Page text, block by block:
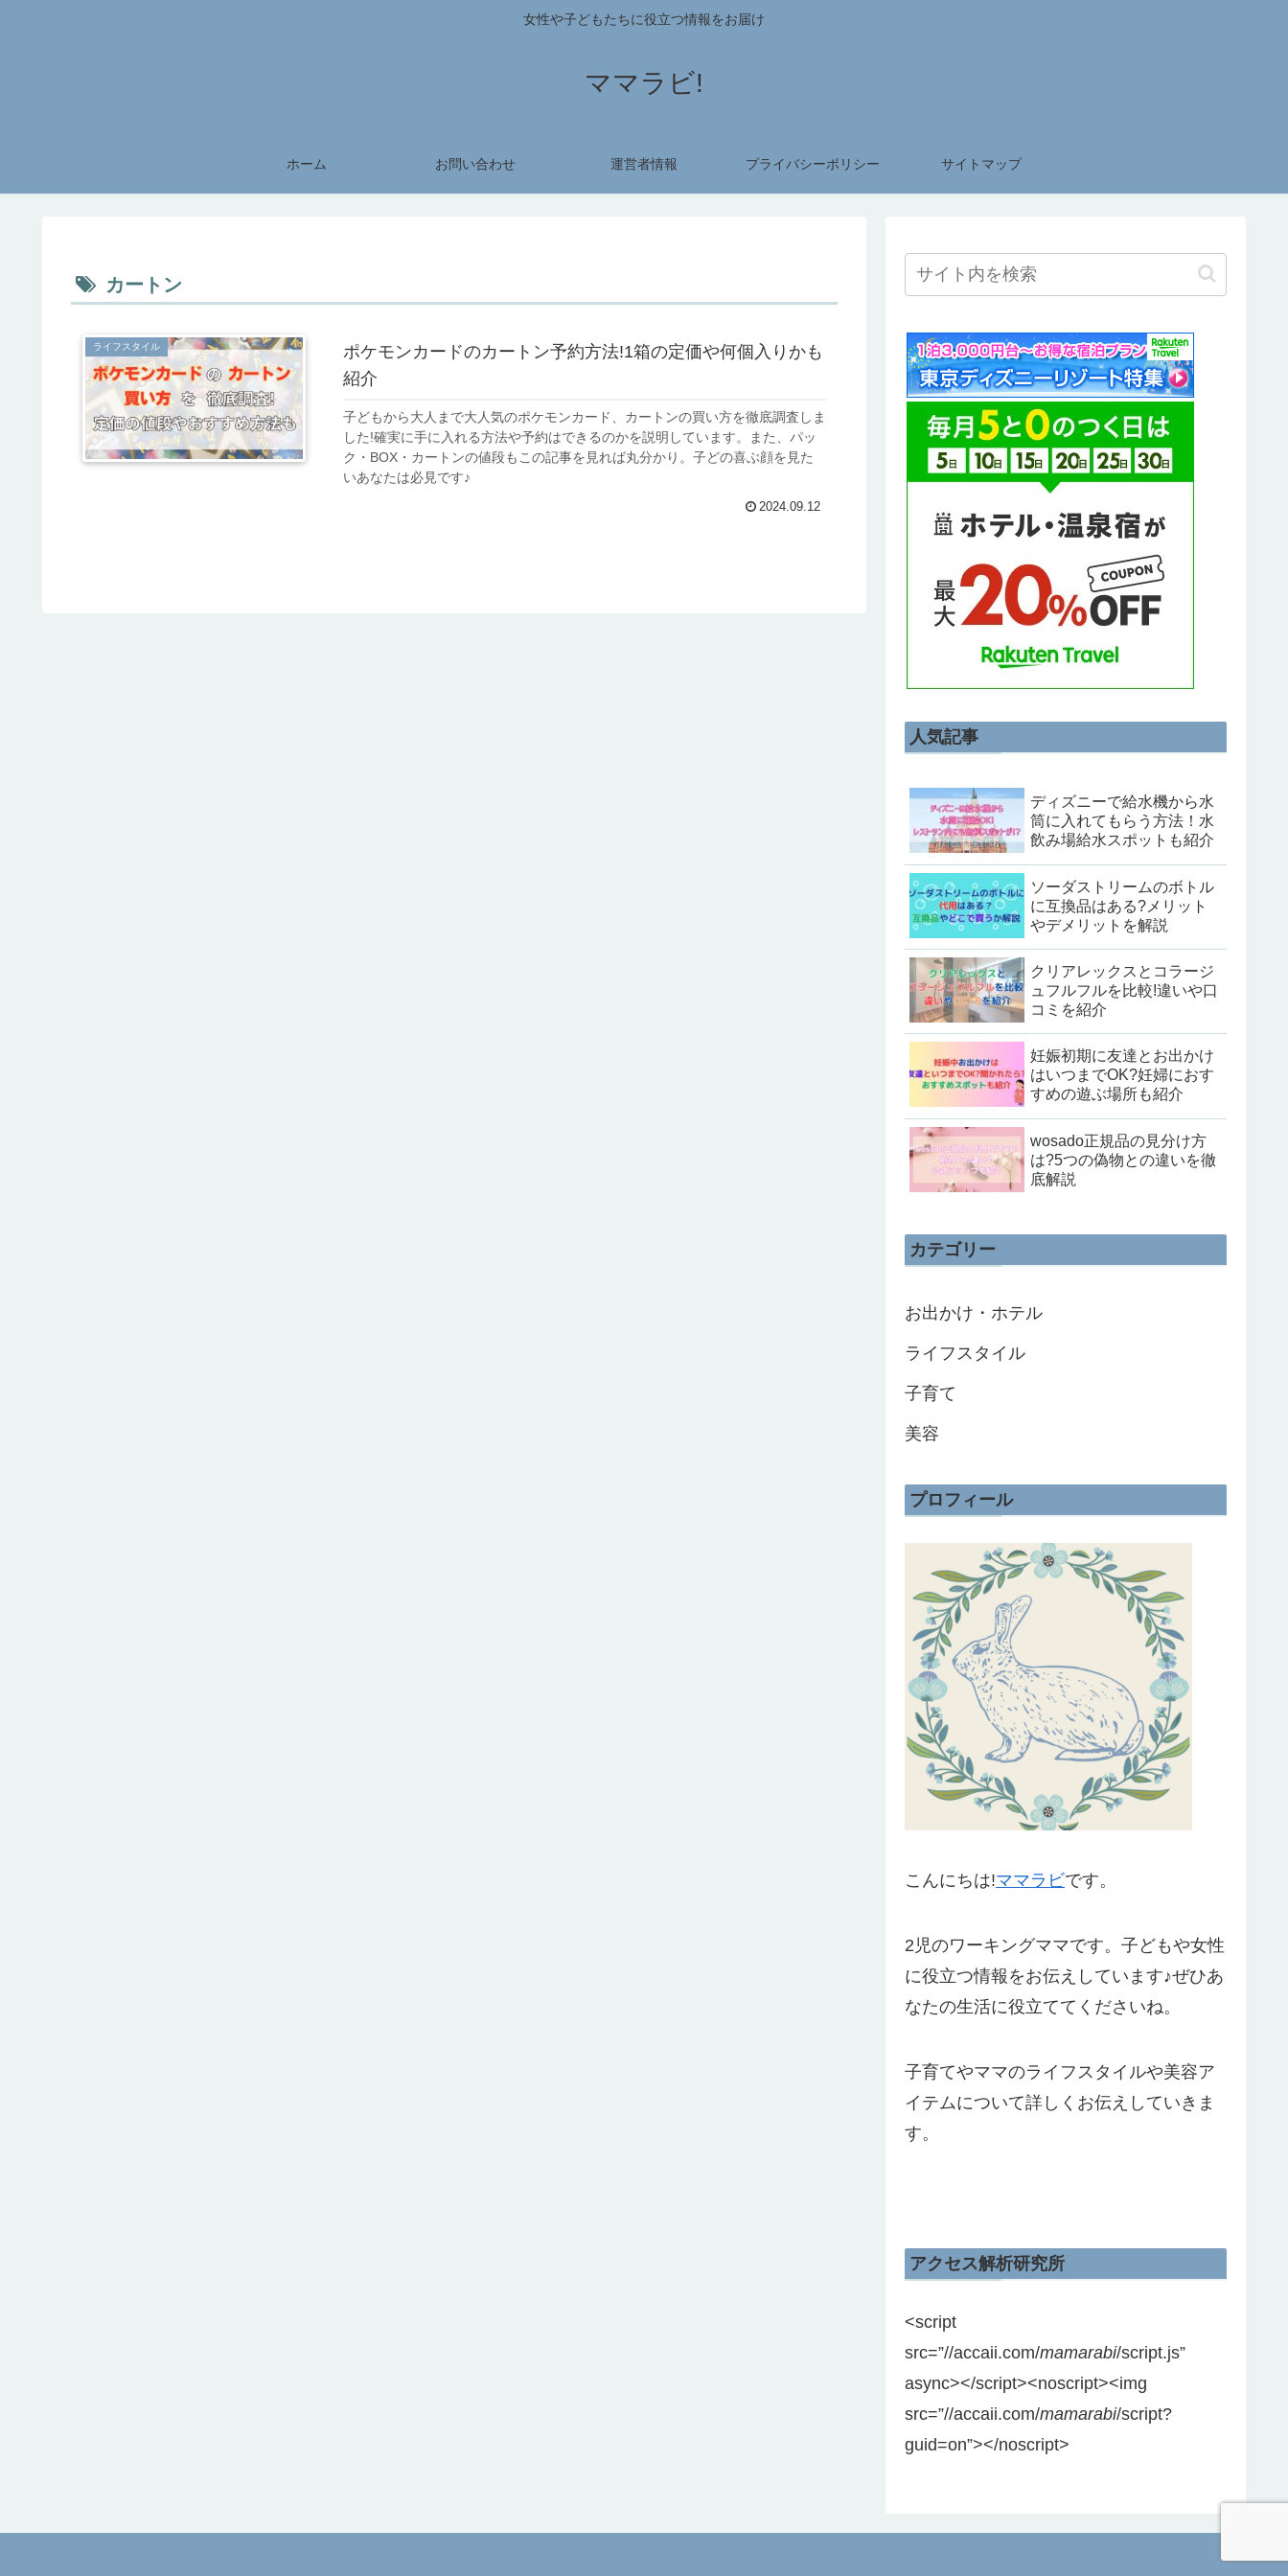
女性や子どもたちに役立つ情報をお届け
ママラビ!
ホーム お問い合わせ 運営者情報 プライバシーポリシー サイトマップ
カートン
ライフスタイル
ポケモンカードのカートン予約方法!1箱の定価や何個入りかも
紹介
子どもから大人まで大人気のポケモンカード、カートンの買い方を徹底調査しま
した!確実に手に入れる方法や予約はできるのかを説明しています。また、パッ
ク・BOX・カートンの値段もこの記事を見れば丸分かり。子どの喜ぶ顔を見た
いあなたは必見です♪
2024.09.12
人気記事
ディズニーで給水機から水
筒に入れてもらう方法！水
飲み場給水スポットも紹介
ソーダストリームのボトル
に互換品はある?メリット
やデメリットを解説
クリアレックスとコラージ
ュフルフルを比較!違いや口
コミを紹介
妊娠初期に友達とお出かけ
はいつまでOK?妊婦におす
すめの遊ぶ場所も紹介
wosado正規品の見分け方
は?5つの偽物との違いを徹
底解説
カテゴリー
お出かけ・ホテル
ライフスタイル
子育て
美容
プロフィール
こんにちは!ママラビです。
2児のワーキングママです。子どもや女性
に役立つ情報をお伝えしています♪ぜひあ
なたの生活に役立ててくださいね。
子育てやママのライフスタイルや美容ア
イテムについて詳しくお伝えしていきま
す。
アクセス解析研究所
<script
src=”//accaii.com/mamarabi/script.js”
async></script><noscript><img
src=”//accaii.com/mamarabi/script?
guid=on”></noscript>